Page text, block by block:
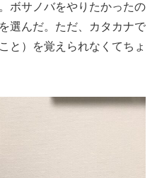
ボサノバをやりたかったの
選んだ。ただ、カタカナで
と）を覚えられなくてちょ